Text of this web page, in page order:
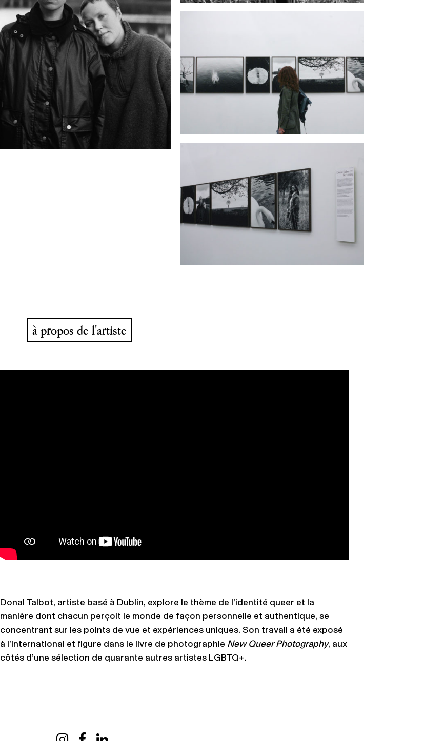
à propos de l'artiste
Donal Talbot, artiste basé à Dublin, explore le thème de l’identité queer et la
manière dont chacun perçoit le monde de façon personnelle et authentique, se
concentrant sur les points de vue et expériences uniques. Son travail a été exposé
à l’international et figure dans le livre de photographie New Queer Photography, aux
côtés d’une sélection de quarante autres artistes LGBTQ+.